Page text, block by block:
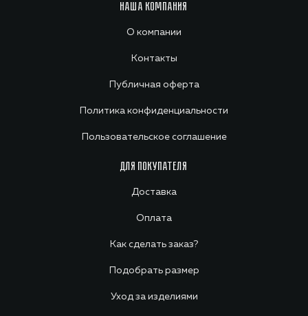
НАША КОМПАНИЯ
О компании
Контакты
Публичная оферта
Политика конфиденциальности
Пользовательское соглашение
ДЛЯ ПОКУПАТЕЛЯ
Доставка
Оплата
Как сделать заказ?
Подобрать размер
Уход за изделиями